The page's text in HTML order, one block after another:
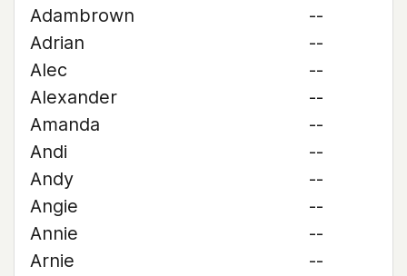
Adambrown
--
Adrian
--
Alec
--
Alexander
--
Amanda
--
Andi
--
Andy
--
Angie
--
Annie
--
Arnie
--